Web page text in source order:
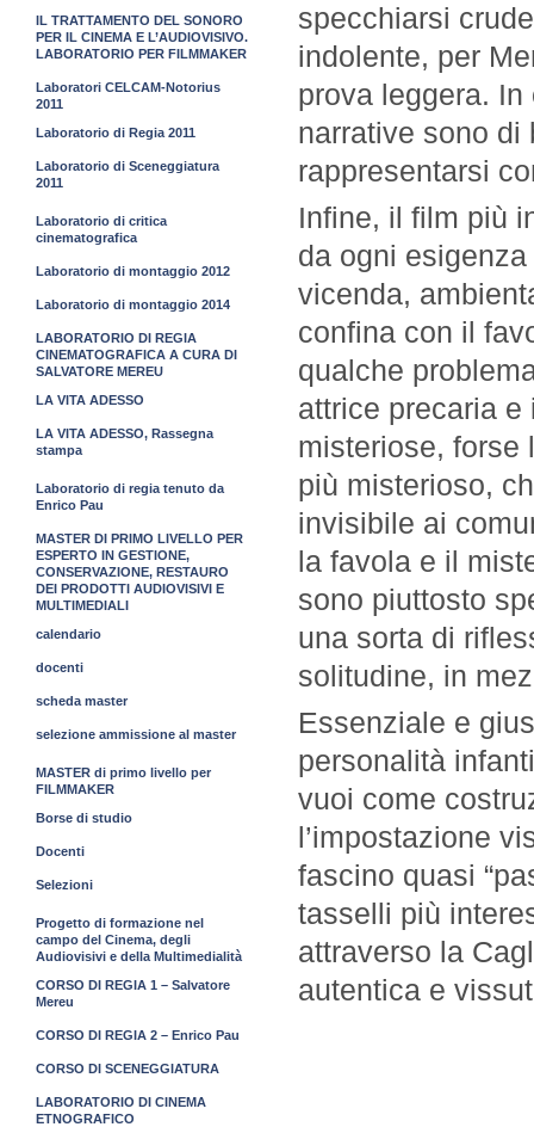
specchiarsi
indolente, per
prova leggera.
narrative sono di
rappresentarsi
Infine, il film più
da ogni
vicenda,
confina con il
qualche
attrice precaria
misteriose, forse
più misterioso,
invisibile ai
la favola e il
sono piuttosto
una sorta di
solitudine, in
Essenziale e
personalità
vuoi come
l’impostazione
fascino quasi
tasselli più
attraverso la
autentica e
IL TRATTAMENTO DEL SONORO
PER IL CINEMA E L’AUDIOVISIVO.
LABORATORIO PER FILMMAKER
Laboratori CELCAM-Notorius
2011
Laboratorio di Regia 2011
Laboratorio di Sceneggiatura
2011
Laboratorio di critica
cinematografica
Laboratorio di montaggio 2012
Laboratorio di montaggio 2014
LABORATORIO DI REGIA
CINEMATOGRAFICA A CURA DI
SALVATORE MEREU
LA VITA ADESSO
LA VITA ADESSO, Rassegna
stampa
Laboratorio di regia tenuto da
Enrico Pau
MASTER DI PRIMO LIVELLO PER
ESPERTO IN GESTIONE,
CONSERVAZIONE, RESTAURO
DEI PRODOTTI AUDIOVISIVI E
MULTIMEDIALI
calendario
docenti
scheda master
selezione ammissione al master
MASTER di primo livello per
FILMMAKER
Borse di studio
Docenti
Selezioni
Progetto di formazione nel
campo del Cinema, degli
Audiovisivi e della Multimedialità
CORSO DI REGIA 1 – Salvatore
Mereu
CORSO DI REGIA 2 – Enrico Pau
CORSO DI SCENEGGIATURA
LABORATORIO DI CINEMA
ETNOGRAFICO